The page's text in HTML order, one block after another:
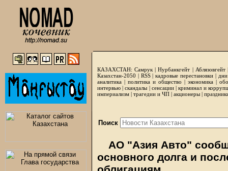
КАЗАХСТАН: Самрук |Нурбанкгейт | Аблязовгейт
Казахстан-2050 | RSS|кадровые перестановки|
аналитика | политика и общество | экономика |
интервью |скандалы | сенсации|криминал и
империализм | трагедии и ЧП | акционеры |
Поиск
АО "Азия Авто"
основного долга и